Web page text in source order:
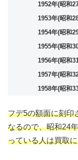
1952年(昭和
1953年(昭和
1954年(昭和
1955年(昭和
1956年(昭和
1957年(昭和
1958年(昭和
フデ5の額面に刻印
なるので、昭和24
っている人は買取